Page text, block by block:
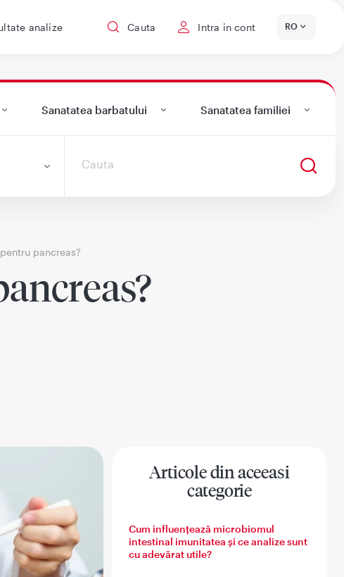
analize Cauta Intra in cont RO
Sanatatea barbatului Sanatatea familiei
pancreas?
Sanatatea familiei
Articole din aceeasi
categorie
Cum influențează microbiomul
intestinal imunitatea și ce analize sunt
cu adevărat utile?